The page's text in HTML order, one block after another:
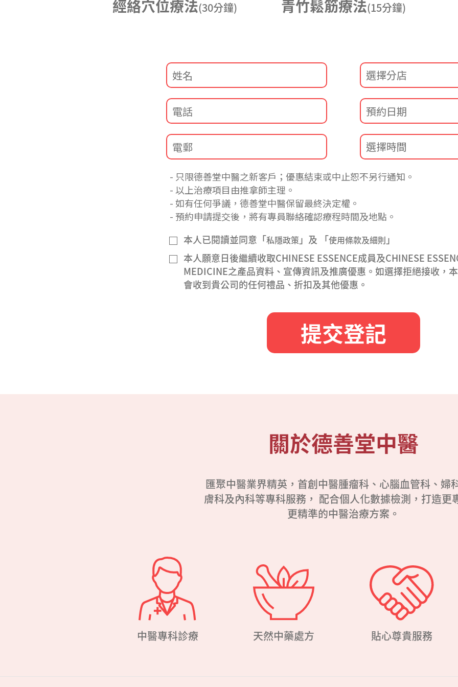
經絡穴位療法(30分鐘) 青竹鬆筋療法(15分鐘)
只限德善堂中醫之新客戶；優惠結束或中止恕不另行通知。
以上治療項目由推拿師主理。
如有任何爭議，德善堂中醫保留最終決定權。
預約申請提交後，將有專員聯絡確認療程時間及地點。
本人已閱讀並同意「私隱政策」及 「使用條款及細則 」
本人願意日後繼續收取CHINESE ESSENCE成員及CHINESE
MEDICINE之產品資料、宣傳資訊及推廣優惠。如選擇拒絕接收，
會收到貴公司的任何禮品、折扣及其他優惠。
提交登記
關於德善堂中醫
匯聚中醫業界精英，首創中醫腫瘤科、心腦血管科、婦
膚科及內科等專科服務， 配合個人化數據檢測，打造更
更精準的中醫治療方案。
中醫專科診療 天然中藥處方 貼心尊貴服務